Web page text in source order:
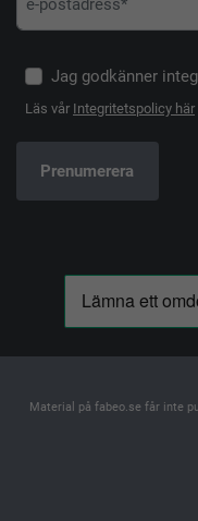
Jag godkänner
Läs vår Integritetspolicy här
Material på fabeo.se får inte